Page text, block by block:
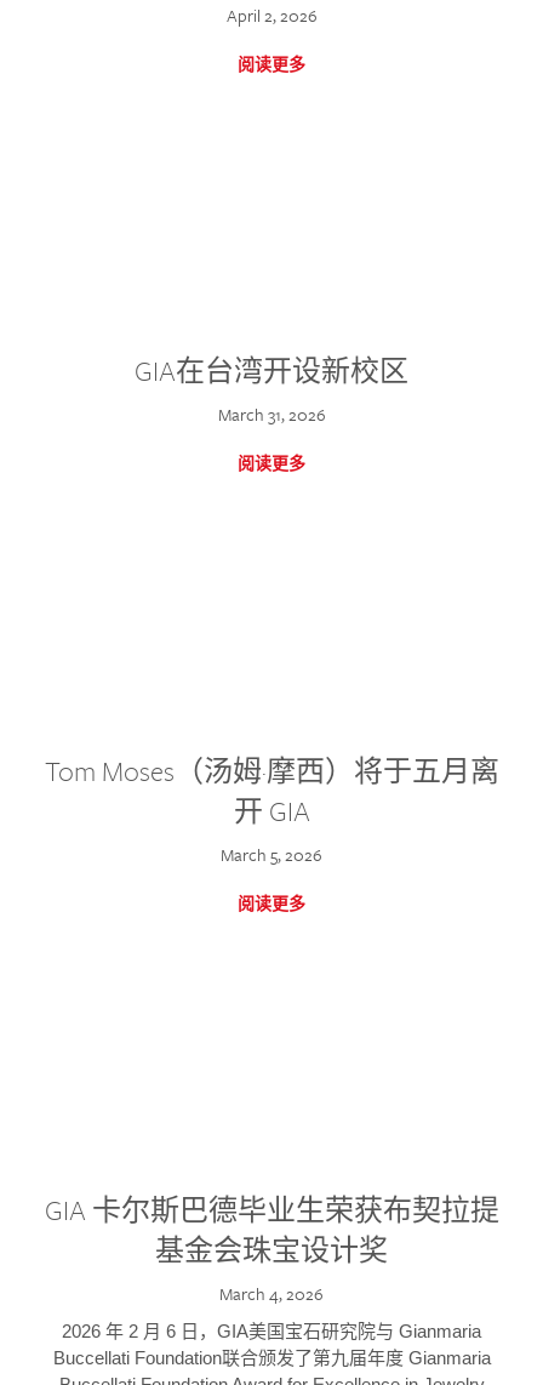
April 2, 2026
阅读更多
GIA在台湾开设新校区
March 31, 2026
阅读更多
Tom Moses（汤姆·摩西）将于五月离
开 GIA
March 5, 2026
阅读更多
GIA 卡尔斯巴德毕业生荣获布契拉提
基金会珠宝设计奖
March 4, 2026
2026 年 2 月 6 日，GIA美国宝石研究院与 Gianmaria
Buccellati Foundation联合颁发了第九届年度 Gianmaria